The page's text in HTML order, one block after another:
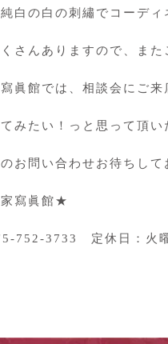
白の白の刺繡でコーディ
さんありますので、また
眞館では、相談会にご
みたい！っと思って頂
お問い合わせお待ちして
寫眞館★
752-3733 定休日：火